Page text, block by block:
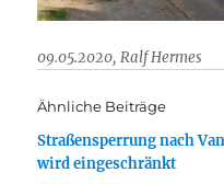
09.05.2020, Ralf Hermes
Ähnliche Beiträge
Straßensperrung nach
wird eingeschränkt